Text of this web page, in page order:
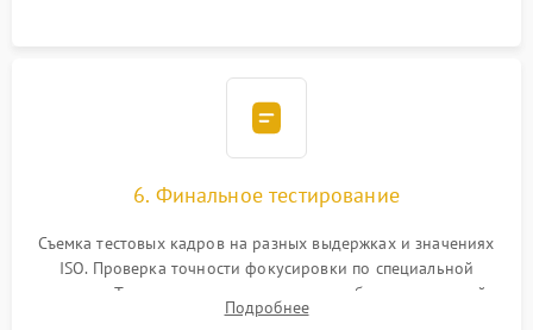
6. Финальное тестирование
Съемка тестовых кадров на разных выдержках и значениях
ISO. Проверка точности фокусировки по специальной
мишени. Тест записи на карту памяти, работы встроенной
вспышки, микрофона и всех кнопок управления.
Подробнее